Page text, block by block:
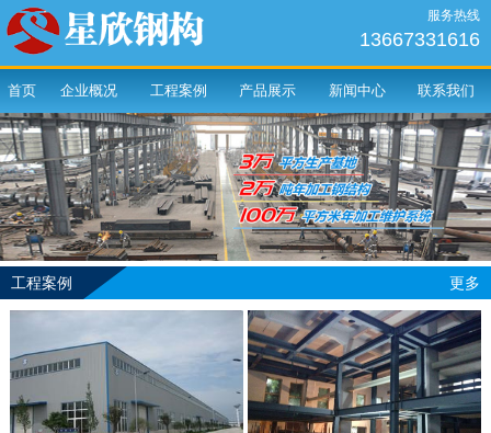
服务热线
13667331616
首页 企业概况 工程案例 产品展示 新闻中心 联系我们
工程案例 更多